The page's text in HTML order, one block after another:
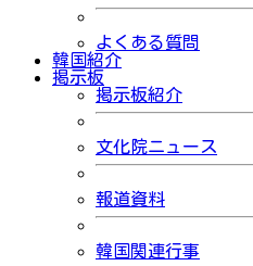
よくある質問
韓国紹介
掲示板
掲示板紹介
文化院ニュース
報道資料
韓国関連行事